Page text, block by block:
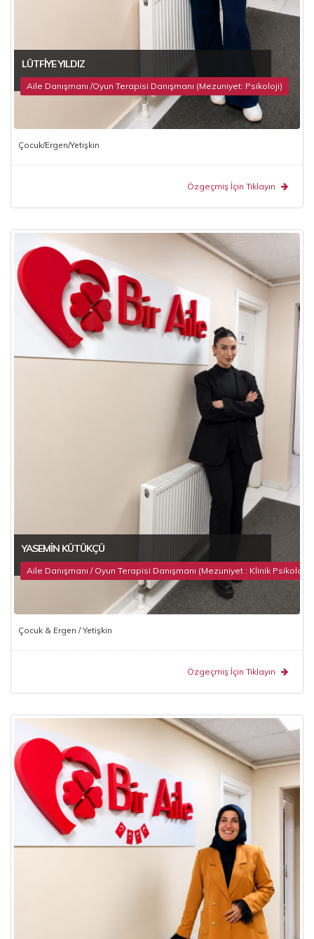
LÜTFIYE YILDIZ
Aile Danışmanı /Oyun Terapisi Danışmanı (Mezuniyet: Psikoloji)
Çocuk/Ergen/Yetişkin
Özgeçmiş İçin Tıklayın
YASEMIN KÜTÜKÇÜ
Aile Danışmanı / Oyun Terapisi Danışmanı (Mezuniyet : Klinik Psikoloji)
Çocuk & Ergen / Yetişkin
Özgeçmiş İçin Tıklayın